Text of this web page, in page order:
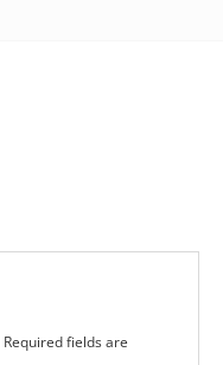
Required fields are